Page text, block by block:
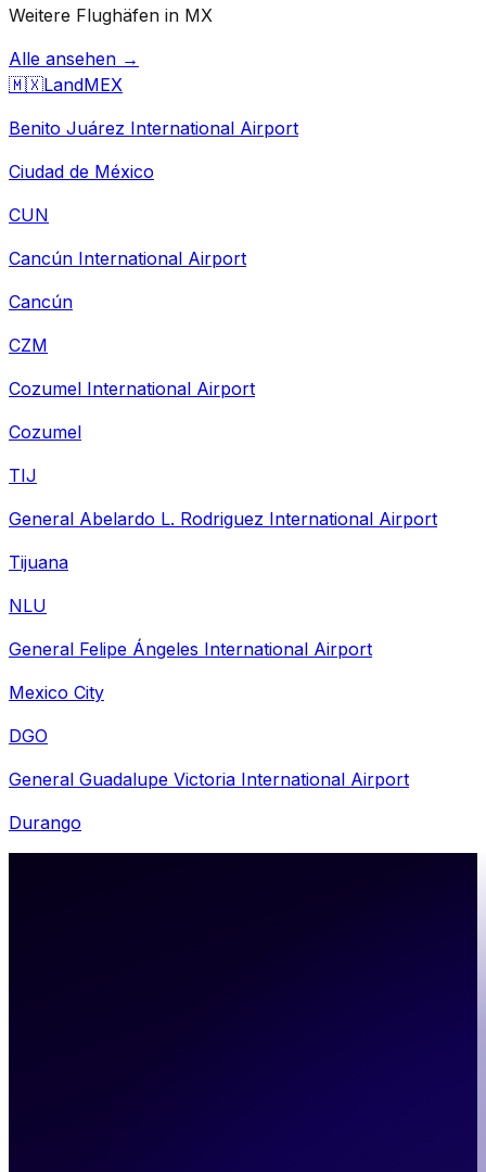
Weitere Flughäfen in MX
Alle ansehen →
🇲🇽LandMEX
Benito Juárez International Airport
Ciudad de México
CUN
Cancún International Airport
Cancún
CZM
Cozumel International Airport
Cozumel
TIJ
General Abelardo L. Rodriguez International Airport
Tijuana
NLU
General Felipe Ángeles International Airport
Mexico City
DGO
General Guadalupe Victoria International Airport
Durango